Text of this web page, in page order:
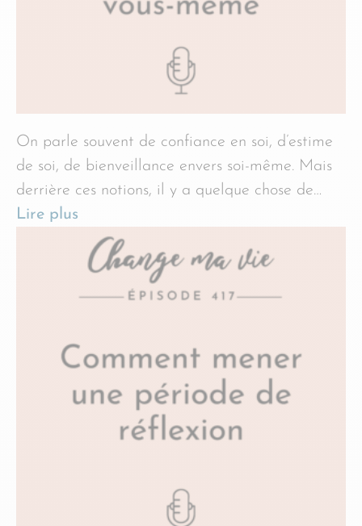
On parle souvent de confiance en soi, d’estime
de soi, de bienveillance envers soi-même. Mais
derrière ces notions, il y a quelque chose de…
Lire plus